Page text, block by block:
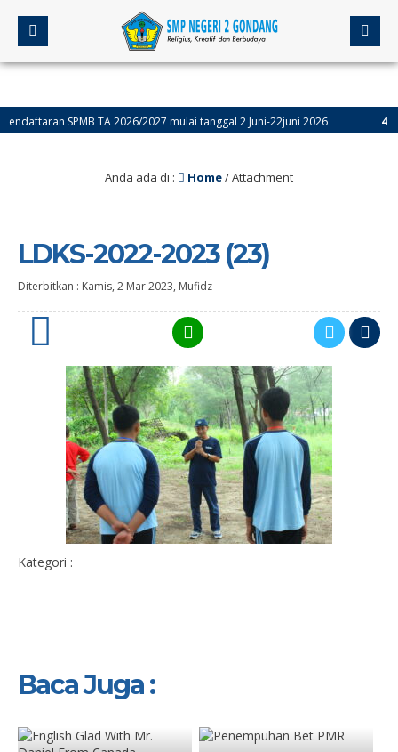
SPMB TA 2026/2027 mulai tanggal 2 Juni-22juni 2026 4
Anda ada di : Home/ Attachment
LDKS-2022-2023 (23)
Diterbitkan : Kamis, 2 Mar 2023, Mufidz
Kategori :
Baca Juga :